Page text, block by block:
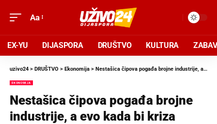
Aa
EX-YU DIJASPORA DRUŠTVO KULTURA
uzivo24 > DRUŠTVO > Ekonomija > Nestašica čipova pogađa brojne industrije, a evo kada bi kriza mogla da se završi
EKONOMIJA
Nestašica čipova pogađa brojne
industrije, a evo kada bi kriza